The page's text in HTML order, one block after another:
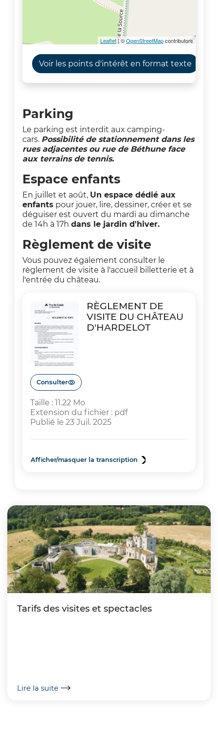
Leaflet| ©OpenStreetMapcontributors
Voir les points d'intérêt en format texte
Parking
Le parking est interdit aux camping-
cars. Possibilité de stationnement dans les
rues adjacentes ou rue de Béthune face
aux terrains de tennis.
Espace enfants
En juillet et août, Un espace dédié aux
enfants pour jouer, lire, dessiner, créer et se
déguiser est ouvert du mardi au dimanche
de 14h à 17h dans le jardin d'hiver.
Règlement de visite
Vous pouvez également consulter le
règlement de visite à l'accueil billetterie et à
l'entrée du château.
RÈGLEMENT DE
VISITE DU CHÂTEAU
D'HARDELOT
Consulter
Taille : 11.22 Mo
Extension du fichier : pdf
Publié le 23 Juil. 2025
Afficher/masquer la transcription
Tarifs des visites et spectacles
Lire la suite